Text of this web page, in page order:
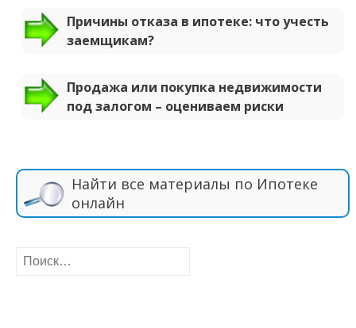
Причины отказа в ипотеке: что учесть
заемщикам?
Продажа или покупка недвижимости
под залогом – оцениваем риски
Найти все материалы по Ипотеке
онлайн
Найти: